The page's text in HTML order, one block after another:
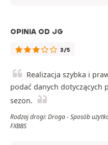
OPINIA OD JG
3/5
Realizacja szybka i
podać danych dotyczących
sezon.
Rodzaj drogi: Droga - Sposób
FXBBS